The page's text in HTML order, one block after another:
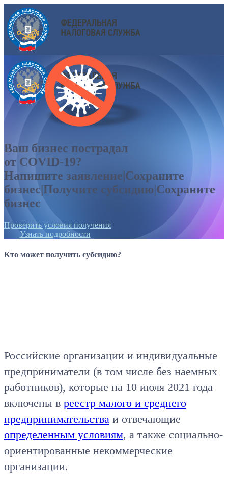
Ваш бизнес пострадал
от COVID-19?
Напишите заявление|Сохраните
бизнес|Получите субсидию|Сохраните
бизнес
Проверить условия получения
Узнать подробности
Кто может получить субсидию?
Российские организации и индивидуальные
предприниматели (в том числе без наемных
работников), которые на 10 июля 2021 года
включены в реестр малого и среднего
предпринимательства и отвечающие
определенным условиям, а также социально-
ориентированные некоммерческие
организации.